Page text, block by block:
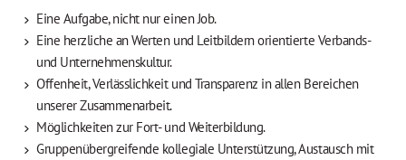
Eine Aufgabe, nicht nur einen Job.
Eine herzliche an Werten und Leitbildern orientierte Verbands-
und Unternehmenskultur.
Offenheit, Verlässlichkeit und Transparenz in allen Bereichen
unserer Zusammenarbeit.
Möglichkeiten zur Fort- und Weiterbildung.
Gruppenübergreifende kollegiale Unterstützung, Austausch mit